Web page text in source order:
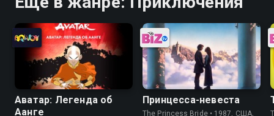
Аватар: Легенда об
Аанге
Принцесса-невеста
The Princess Bride • 1987, США,